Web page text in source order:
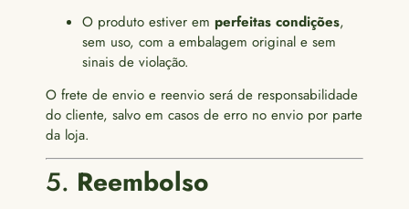
O produto estiver em perfeitas condições,
sem uso, com a embalagem original e sem
sinais de violação.
O frete de envio e reenvio será de responsabilidade
do cliente, salvo em casos de erro no envio por parte
da loja.
5. Reembolso